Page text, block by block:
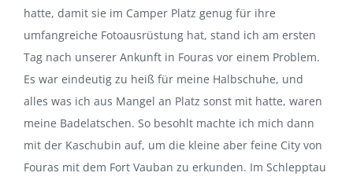
hatte, damit sie im Camper Platz genug für ihre
umfangreiche Fotoausrüstung hat, stand ich am ersten
Tag nach unserer Ankunft in Fouras vor einem Problem.
Es war eindeutig zu heiß für meine Halbschuhe, und
alles was ich aus Mangel an Platz sonst mit hatte, waren
meine Badelatschen. So besohlt machte ich mich dann
mit der Kaschubin auf, um die kleine aber feine City von
Fouras mit dem Fort Vauban zu erkunden. Im Schlepptau